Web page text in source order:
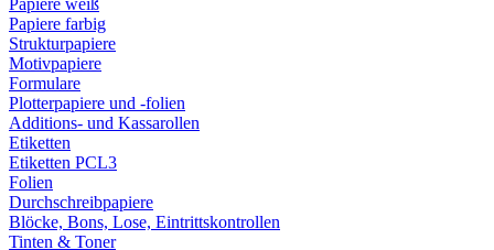
Papiere weiß
Papiere farbig
Strukturpapiere
Motivpapiere
Formulare
Plotterpapiere und -folien
Additions- und Kassarollen
Etiketten
Etiketten PCL3
Folien
Durchschreibpapiere
Blöcke, Bons, Lose, Eintrittskontrollen
Tinten & Toner